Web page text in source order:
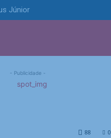
Júnior
- Publicidade -
0
88